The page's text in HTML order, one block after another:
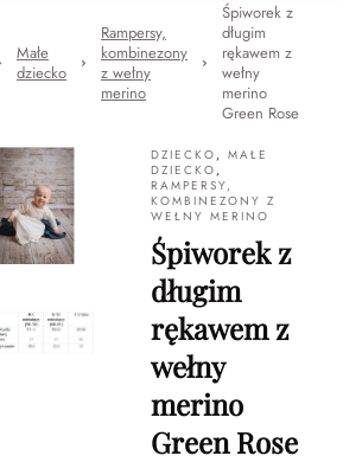
Małe
dziecko
Rampersy,
kombinezony
z wełny
merino
Śpiworek z
długim
rękawem z
wełny
merino
Green Rose
DZIECKO ,MAŁE
DZIECKO ,
RAMPERSY,
KOMBINEZONY Z
WEŁNY MERINO
Śpiworek z
długim
rękawem z
wełny
merino
Green Rose